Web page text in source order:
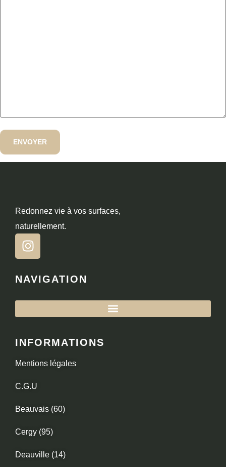
Redonnez vie à vos surfaces,
naturellement.
NAVIGATION
INFORMATIONS
Mentions légales
C.G.U
Beauvais (60)
Cergy (95)
Deauville (14)